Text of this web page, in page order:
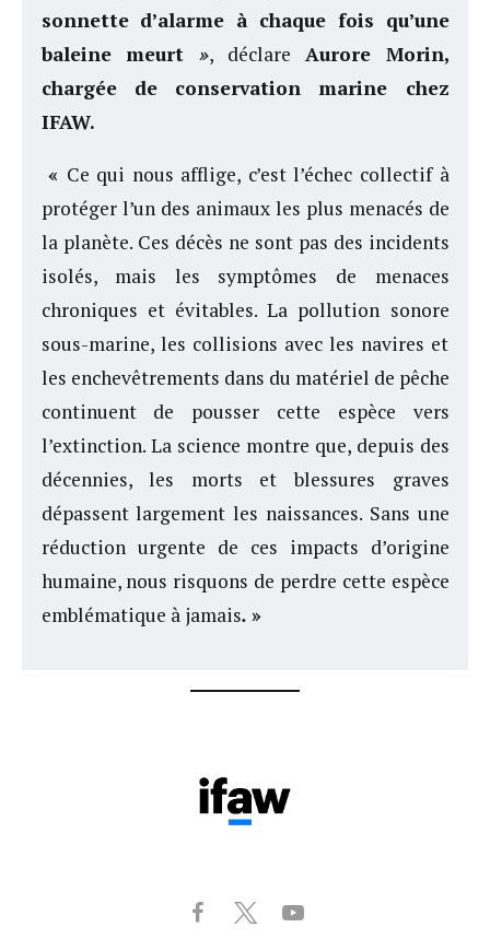
sonnette d’alarme à chaque fois qu’une
baleine meurt», déclare Aurore Morin,
chargée de conservation marine chez
IFAW.
« Ce qui nous afflige, c’est l’échec collectif à
protéger l’un des animaux les plus menacés de
la planète. Ces décès ne sont pas des incidents
isolés, mais les symptômes de menaces
chroniques et évitables. La pollution sonore
sous-marine, les collisions avec les navires et
les enchevêtrements dans du matériel de pêche
continuent de pousser cette espèce vers
l’extinction. La science montre que, depuis des
décennies, les morts et blessures graves
dépassent largement les naissances. Sans une
réduction urgente de ces impacts d’origine
humaine, nous risquons de perdre cette espèce
emblématique à jamais. »